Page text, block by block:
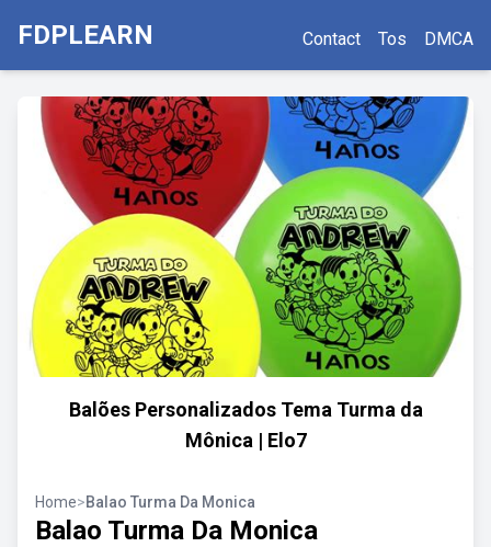
FDPLEARN Contact Tos DMCA
Balões Personalizados Tema Turma da
Mônica | Elo7
Home>Balao Turma Da Monica
Balao Turma Da Monica